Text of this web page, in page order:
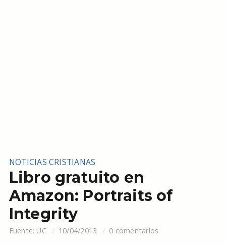
NOTICIAS CRISTIANAS
Libro gratuito en
Amazon: Portraits of
Integrity
Fuente: UC 10/04/2013 0 comentarios